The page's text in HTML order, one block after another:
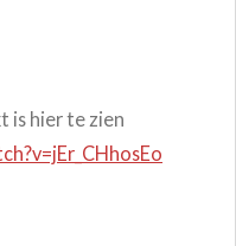
is hier te zien